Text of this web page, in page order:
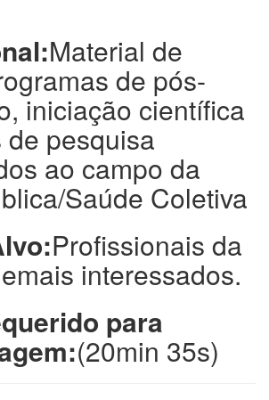
Material de
de pós-
iniciação científica
pesquisa
ao campo da
Saúde Coletiva
Profissionais da
interessados.
para
(20min 35s)